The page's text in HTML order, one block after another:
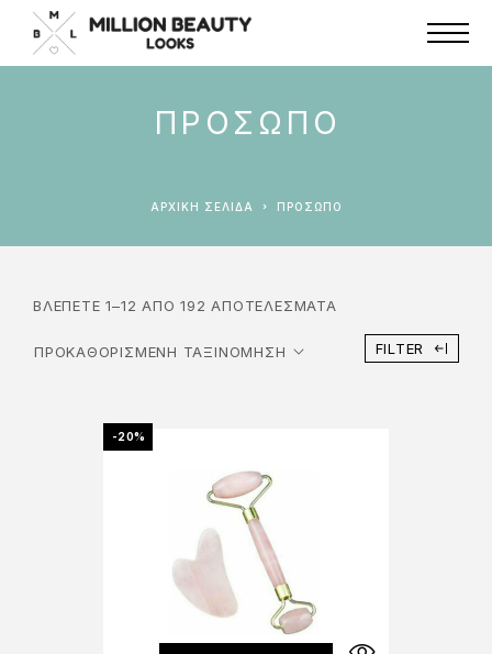
ΠΡΟΣΩΠΟ
ΑΡΧΙΚΉ ΣΕΛΊΔΑ ΠΡΟΣΩΠΟ
ΒΛΈΠΕΤΕ 1–12 ΑΠΌ 192 ΑΠΟΤΕΛΈΣΜΑΤΑ
FILTER
-20%